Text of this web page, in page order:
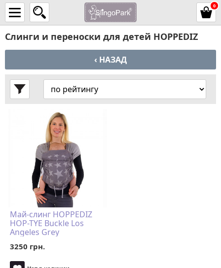
0
Слинги и переноски для детей HOPPEDIZ
‹ НАЗАД
Май-слинг HOPPEDIZ
HOP-TYE Buckle Los
Angeles Grey
3250 грн.